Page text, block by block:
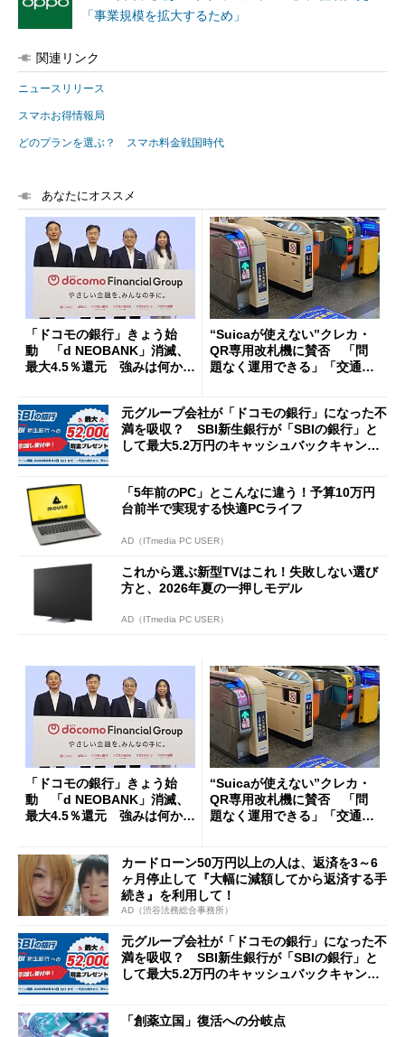
「事業規模を拡大するため」
関連リンク
ニュースリリース
スマホお得情報局
どのプランを選ぶ？ スマホ料金戦国時代
あなたにオススメ
「ドコモの銀行」きょう始
動 「d NEOBANK」消滅、
最大4.5％還元 強みは何か解
“Suicaが使えない”クレカ・
QR専用改札機に賛否 「問
題なく運用できる」「交通系I
元グループ会社が「ドコモの銀行」になった不
満を吸収？ SBI新生銀行が「SBIの銀行」と
して最大5.2万円のキャッシュバックキャンペ
「5年前のPC」とこんなに違う！予算10万円
台前半で実現する快適PCライフ
AD（ITmedia PC USER）
これから選ぶ新型TVはこれ！失敗しない選び
方と、2026年夏の一押しモデル
AD（ITmedia PC USER）
「ドコモの銀行」きょう始
動 「d NEOBANK」消滅、
最大4.5％還元 強みは何か解
“Suicaが使えない”クレカ・
QR専用改札機に賛否 「問
題なく運用できる」「交通系I
カードローン50万円以上の人は、返済を3～6
ヶ月停止して『大幅に減額してから返済する手
続き』を利用して！
AD（渋谷法務総合事務所）
元グループ会社が「ドコモの銀行」になった不
満を吸収？ SBI新生銀行が「SBIの銀行」と
して最大5.2万円のキャッシュバックキャンペ
「創薬立国」復活への分岐点